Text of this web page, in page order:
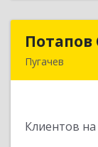
Потапов
Пугачев
Клиентов